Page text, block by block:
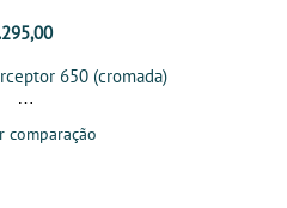
650 (cromada)
comparação